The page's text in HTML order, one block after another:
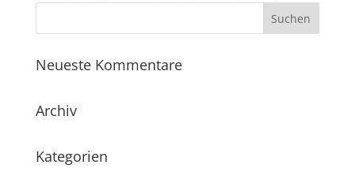
Neueste Kommentare
Archiv
Kategorien